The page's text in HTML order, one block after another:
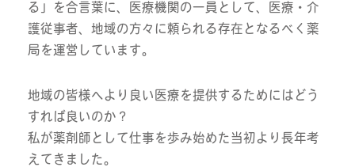
る」を合言葉に、医療機関の一員として、医療・介
護従事者、地域の方々に頼られる存在となるべく薬
局を運営しています。
地域の皆様へより良い医療を提供するためにはどう
すれば良いのか？
私が薬剤師として仕事を歩み始めた当初より長年考
えてきました。